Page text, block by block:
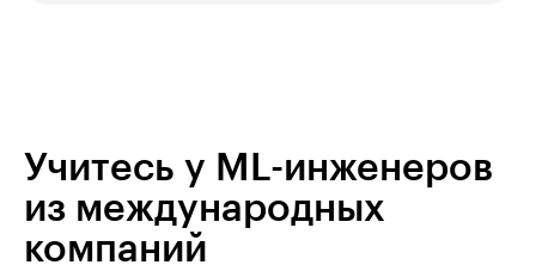
Учитесь у ML-инженеров
из международных
компаний